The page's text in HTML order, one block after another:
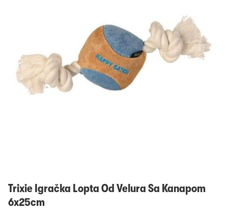
Trixie Igračka Lopta Od Velura Sa Kanapom
6x25cm